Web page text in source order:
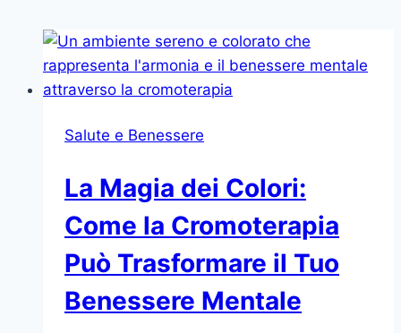
Salute e Benessere
La Magia dei Colori:
Come la Cromoterapia
Può Trasformare il Tuo
Benessere Mentale